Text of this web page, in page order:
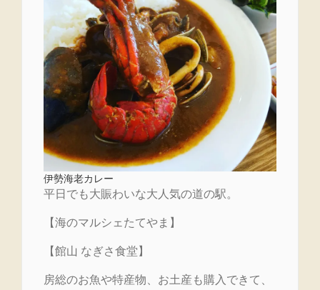
伊勢海老カレー
平日でも大賑わいな大人気の道の駅。
【海のマルシェたてやま】
【館山 なぎさ食堂】
房総のお魚や特産物、お土産も購入できて、